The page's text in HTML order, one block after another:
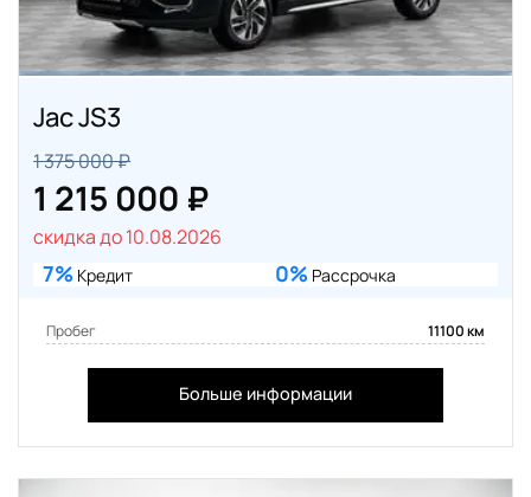
Jac JS3
1 375 000 ₽
1 215 000 ₽
скидка до 10.08.2026
7% Кредит 0% Рассрочка
Пробег 11100 км
Больше информации